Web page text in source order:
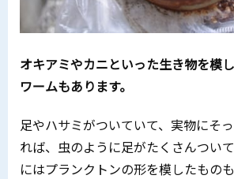
オキアミやカニといった生き物を模
ワームもあります。
足やハサミがついていて、実物にそ
れば、虫のように足がたくさんつい
にはプランクトンの形を模したものも